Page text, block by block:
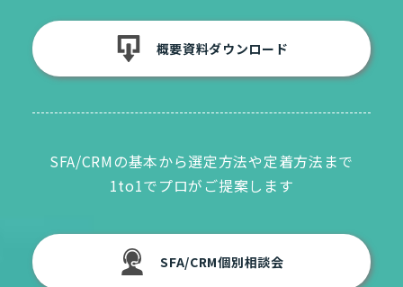
概要資料ダウンロード
SFA/CRMの基本から選定方法や定着方法まで
1to1でプロがご提案します
SFA/CRM個別相談会